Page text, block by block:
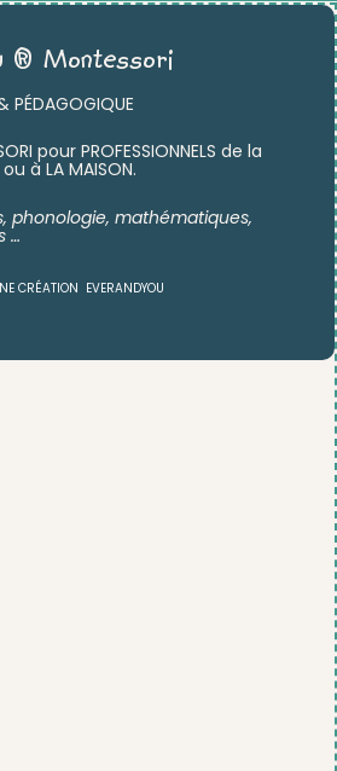
® Montessori
PÉDAGOGIQUE
pour PROFESSIONNELS de la
à LA MAISON.
phonologie, mathématiques,
…
CRÉATION EVERANDYOU